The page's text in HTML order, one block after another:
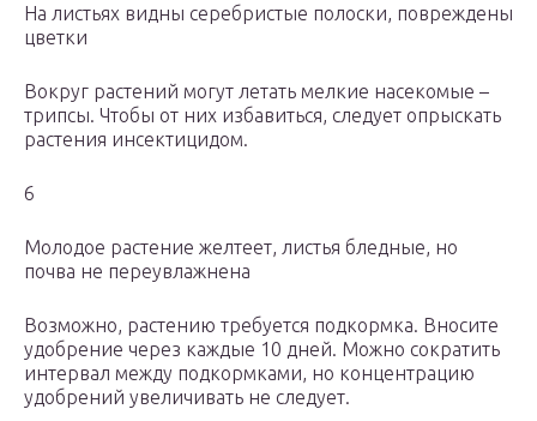
На листьях видны серебристые полоски, повреждены
цветки
Вокруг растений могут летать мелкие насекомые –
трипсы. Чтобы от них избавиться, следует опрыскать
растения инсектицидом.
6
Молодое растение желтеет, листья бледные, но
почва не переувлажнена
Возможно, растению требуется подкормка. Вносите
удобрение через каждые 10 дней. Можно сократить
интервал между подкормками, но концентрацию
удобрений увеличивать не следует.